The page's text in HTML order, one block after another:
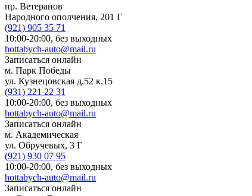
пр. Ветеранов
Народного ополчения, 201 Г
(921) 905 35 71
10:00-20:00, без выходных
hottabych-auto@mail.ru
Записаться онлайн
м. Парк Победы
ул. Кузнецовская д.52 к.15
(931) 221 22 31
10:00-20:00, без выходных
hottabych-auto@mail.ru
Записаться онлайн
м. Академическая
ул. Обручевых, 3 Г
(921) 930 07 95
10:00-20:00, без выходных
hottabych-auto@mail.ru
Записаться онлайн